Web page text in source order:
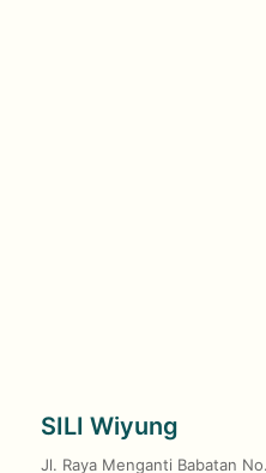
SILI Wiyung
Jl. Raya Menganti Babatan